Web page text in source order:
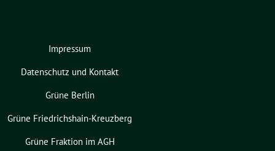
Impressum
Datenschutz und Kontakt
Grüne Berlin
Grüne Friedrichshain-Kreuzberg
Grüne Fraktion im AGH